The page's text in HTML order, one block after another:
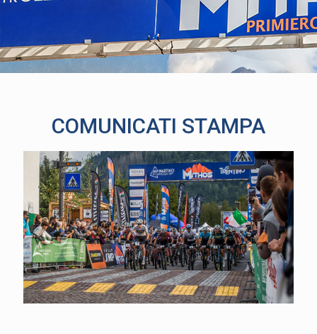
COMUNICATI STAMPA